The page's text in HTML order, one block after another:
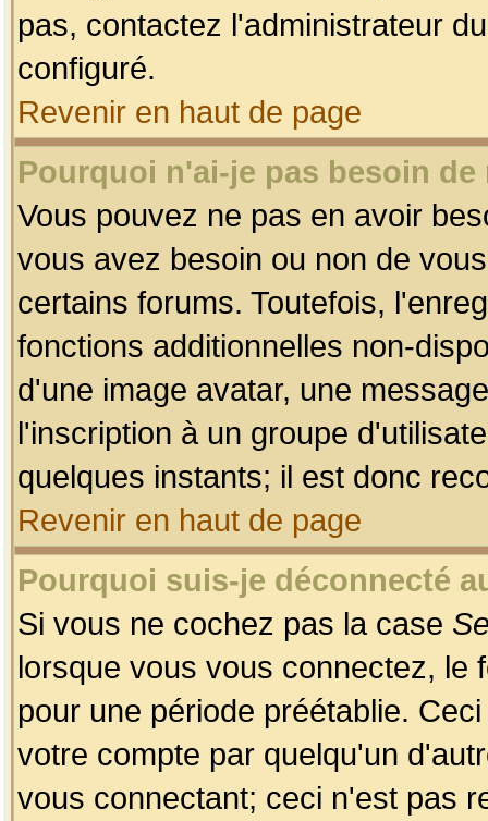
pas, contactez l'administrateur
configuré.
Revenir en haut de page
Pourquoi n'ai-je pas besoin
Vous pouvez ne pas en avoir
vous avez besoin ou non de
certains forums. Toutefois,
fonctions additionnelles non-
d'une image avatar, une
l'inscription à un groupe
quelques instants; il est donc
Revenir en haut de page
Pourquoi suis-je déconnecté
Si vous ne cochez pas la case
lorsque vous vous connectez, le
pour une période préétablie.
votre compte par quelqu'un
vous connectant; ceci n'est pas